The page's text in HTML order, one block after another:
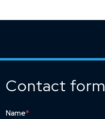
Contact form
Name*